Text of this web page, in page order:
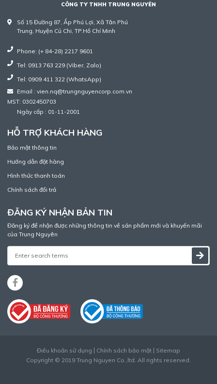
CÔNG TY TNHH TRUNG NGUYÊN
Số 15 Đường 87, Ấp Phú Lợi, Xã Tân Phú
Trung, Huyện Củ Chi, TP.Hồ Chí Minh
Phone: (+ 84-28) 2217 9601
Tel: 0913 763 229 (Viber, Zalo)
Tel: 0909 411 322 (WhatsApp)
Email : vien.nq@trungnguyencorp.com.vn
MST: 0302450703
Ngày cấp : 01-11-2001
HỖ TRỢ KHÁCH HÀNG
Bảo mật thông tin
Hướng dẫn đặt hàng
Hình thức thanh toán
Chính sách đổi trả
ĐĂNG KÝ NHẬN BẢN TIN
Đăng ký để nhận được những thông tin về sản phẩm mới và khuyến mãi
của Trung Nguyên
Điều khoản sử dụng Chính sách bảo mật
Sitemap
Copyright © 2019 Trung Nguyen Co.,ltd. All rights reserved.